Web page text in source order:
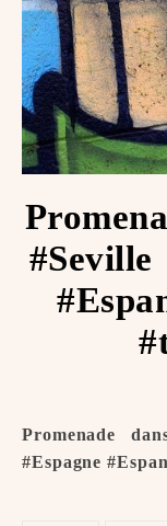
#Seville
Promenade dans les rues de #Seville ️ #Sevilla
#Espagne